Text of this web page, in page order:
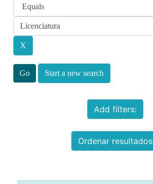
Start a new search
Add filters:
Ordenar resultados